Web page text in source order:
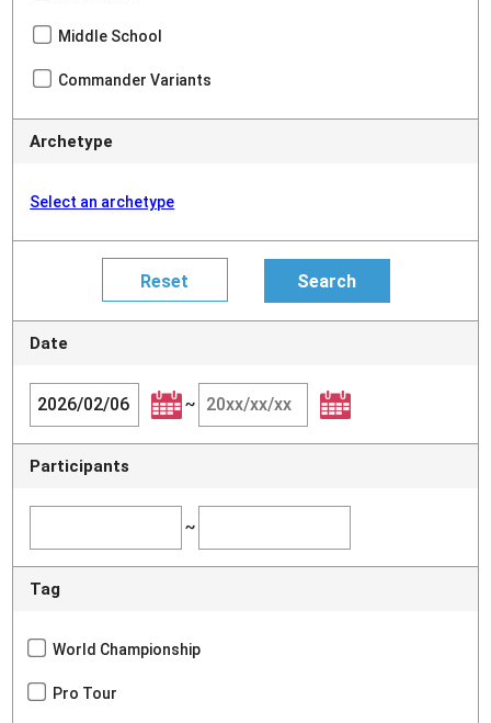
Middle School
Commander Variants
Archetype
Select an archetype
Date
~
Participants
~
Tag
World Championship
Pro Tour